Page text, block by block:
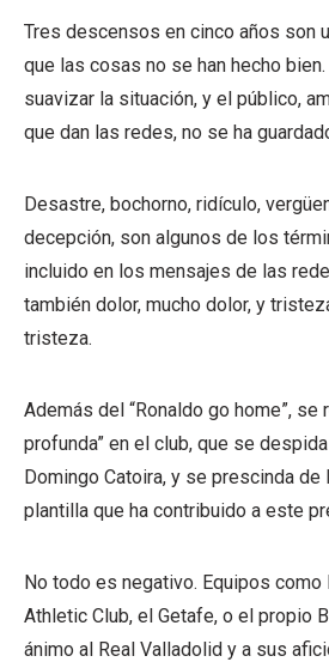
Tres descensos en cinco años son
que las cosas no se han hecho
suavizar la situación, y el público,
que dan las redes, no se ha
Desastre, bochorno, ridículo,
decepción, son algunos de los
incluido en los mensajes de las
también dolor, mucho dolor, y
tristeza.
Además del “Ronaldo go home”, se
profunda” en el club, que se
Domingo Catoira, y se prescinda de
plantilla que ha contribuido a este
No todo es negativo. Equipos como
Athletic Club, el Getafe, o el propio
ánimo al Real Valladolid y a sus